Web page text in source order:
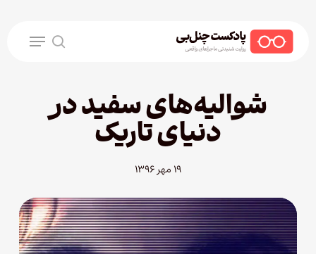
search
Menu
شوالیه‌های سفید در
دنیای تاریک
۱۹ مهر ۱۳۹۶